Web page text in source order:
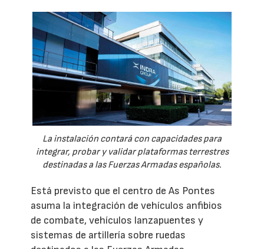
La instalación contará con capacidades para
integrar, probar y validar plataformas terrestres
destinadas a las Fuerzas Armadas españolas.
Está previsto que el centro de As Pontes
asuma la integración de vehículos anfibios
de combate, vehículos lanzapuentes y
sistemas de artillería sobre ruedas